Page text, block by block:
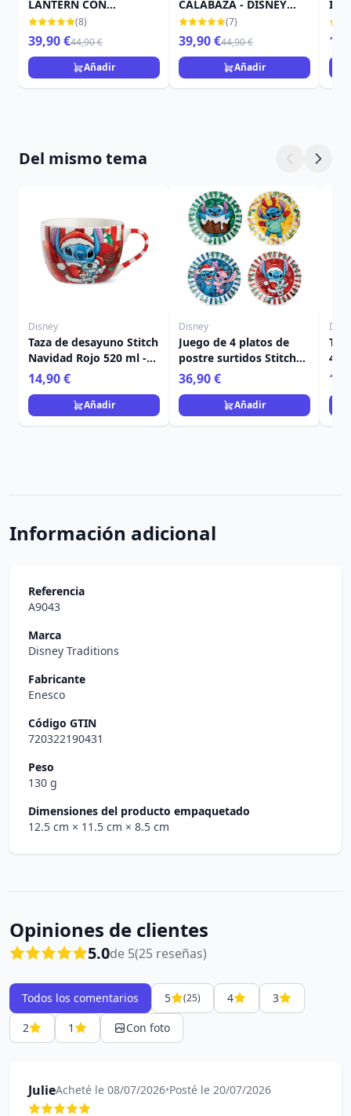
LANTERN CON
MURCIÉLAGO - DISNEY
TRADITIONS
(8)
39,90 €44,90 €
Añadir
CALABAZA - DISNEY
TRADITIONS
(7)
39,90 €44,90 €
Añadir
IN
Del mismo tema
Disney
Taza de desayuno Stitch
Navidad Rojo 520 ml -
Egan Disney Home
14,90 €
Añadir
Disney
Juego de 4 platos de
postre surtidos Stitch
Navidad - Egan Disney
Home
36,90 €
Añadir
Información adicional
Referencia
A9043
Marca
Disney Traditions
Fabricante
Enesco
Código GTIN
720322190431
Peso
130 g
Dimensiones del producto empaquetado
12.5 cm × 11.5 cm × 8.5 cm
Opiniones de clientes
5.0de 5(25 reseñas)
Todos los comentarios 5 (25) 4
3
2
1 Con foto
JulieAcheté le 08/07/2026•Posté le 20/07/2026